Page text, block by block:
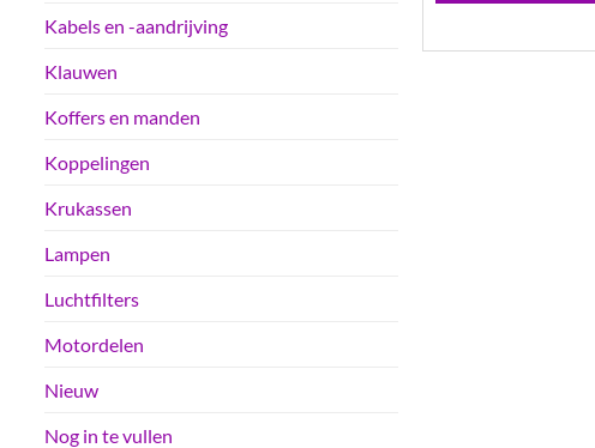
Kabels en -aandrijving
Klauwen
Koffers en manden
Koppelingen
Krukassen
Lampen
Luchtfilters
Motordelen
Nieuw
Nog in te vullen